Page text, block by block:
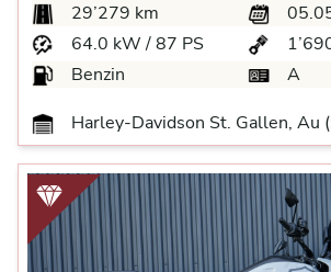
29’279 km
64.0 kW / 87 PS
Benzin
A
Harley-Davidson St. Gallen, Au